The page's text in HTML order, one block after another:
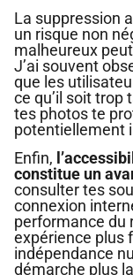
La suppression
un risque non
malheureux
J’ai souvent
que les
ce qu’il soit trop
tes photos te
potentiellement
Enfin,
constitue un
consulter tes
connexion
performance du
expérience plus
indépendance
démarche plus